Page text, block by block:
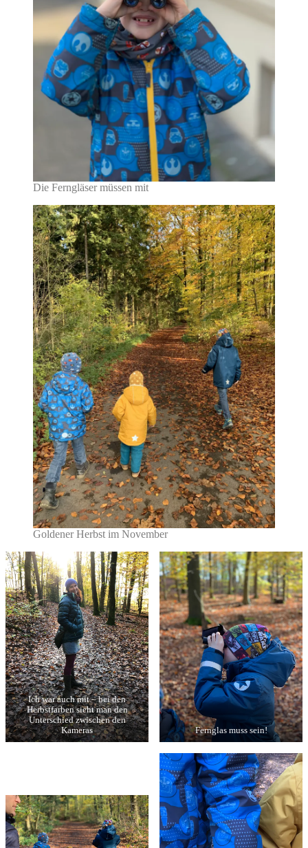
Die Ferngläser müssen mit
Goldener Herbst im November
Ich war auch mit – bei den
Herbstfarben sieht man den
Unterschied zwischen den
Kameras
Fernglas muss sein!